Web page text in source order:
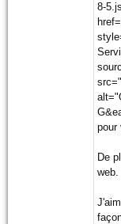
8-
pour
De
web.